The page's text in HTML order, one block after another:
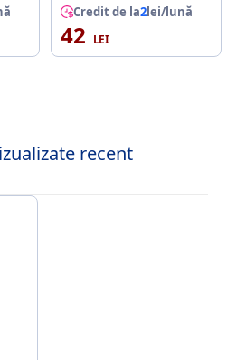
Credit de la2lei/lună
42
recent